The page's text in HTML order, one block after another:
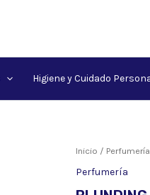
Higiene y Cuidado
Inicio / Perfumería
Perfumería